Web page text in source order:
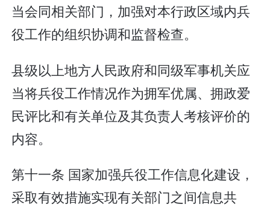
当会同相关部门，加强对本行政区域内兵
役工作的组织协调和监督检查。
县级以上地方人民政府和同级军事机关应
当将兵役工作情况作为拥军优属、拥政爱
民评比和有关单位及其负责人考核评价的
内容。
第十一条 国家加强兵役工作信息化建设，
采取有效措施实现有关部门之间信息共